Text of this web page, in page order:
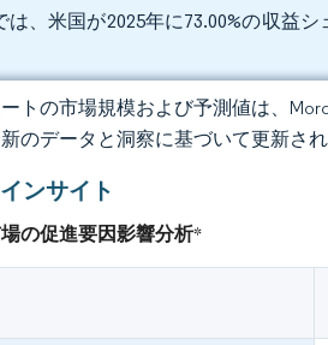
は、米国が2025年に73.00%の収益
トの市場規模および予測値は、
のデータと洞察に基づいて更新され
ンサイト
の促進要因影響分析*